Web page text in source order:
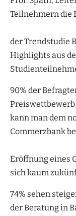
Teilnehmern die
der Trendstudie
Highlights aus
90% der
Preiswettbewerb
kann man dem
Commerzbank
Eröffnung eines
sich kaum
74% sehen
der Beratung in